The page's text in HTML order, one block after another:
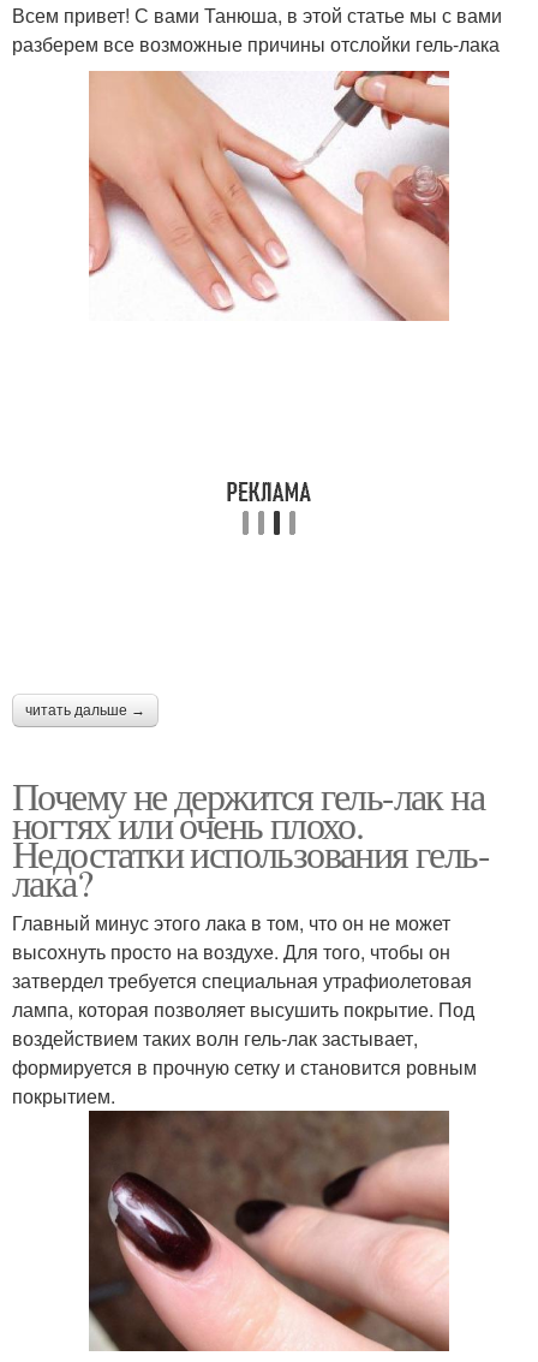
Всем привет! С вами Танюша, в этой статье мы с вами
разберем все возможные причины отслойки гель-лака
читать дальше →
Почему не держится гель-лак на
ногтях или очень плохо.
Недостатки использования гель-
лака?
Главный минус этого лака в том, что он не может
высохнуть просто на воздухе. Для того, чтобы он
затвердел требуется специальная утрафиолетовая
лампа, которая позволяет высушить покрытие. Под
воздействием таких волн гель-лак застывает,
формируется в прочную сетку и становится ровным
покрытием.